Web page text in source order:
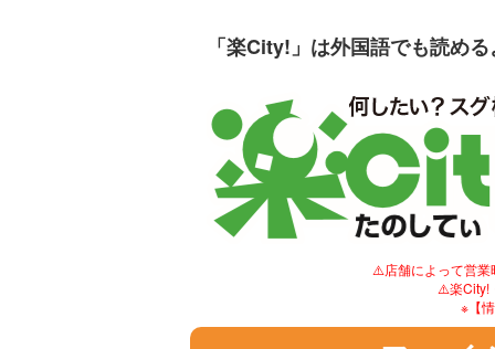
「楽City!」は外国語でも読め
⚠️店舗によって営業
⚠️楽City!
※【